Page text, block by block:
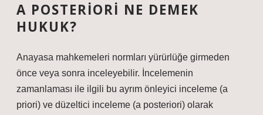
A POSTERIORI NE DEMEK
HUKUK?
Anayasa mahkemeleri normları yürürlüğe girmeden
önce veya sonra inceleyebilir. İncelemenin
zamanlaması ile ilgili bu ayrım önleyici inceleme (a
priori) ve düzeltici inceleme (a posteriori) olarak